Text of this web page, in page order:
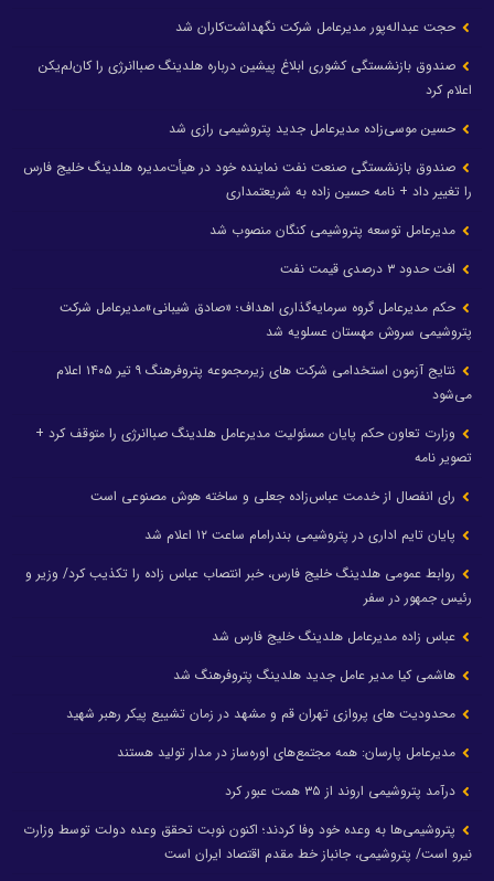
حجت عبداله‌پور مدیرعامل شرکت نگهداشت‌کاران شد
صندوق بازنشستگی کشوری ابلاغ پیشین درباره هلدینگ صباانرژی را کان‌لم‌یکن
اعلام کرد
حسین موسی‌زاده مدیرعامل جدید پتروشیمی رازی شد
صندوق بازنشستگی صنعت نفت نماینده خود در هیأت‌مدیره هلدینگ خلیج فارس
را تغییر داد + نامه حسین زاده به شریعتمداری
مدیرعامل توسعه پتروشیمی کنگان منصوب شد
افت حدود ۳ درصدی قیمت نفت
حکم مدیرعامل گروه سرمایه‌گذاری اهداف؛ «صادق شیبانی»مدیرعامل شرکت
پتروشیمی سروش مهستان عسلویه شد
نتایج آزمون استخدامی شرکت های زیرمجموعه پتروفرهنگ ۹ تیر ۱۴۰۵ اعلام
می‌شود
وزارت تعاون حکم پایان مسئولیت مدیرعامل هلدینگ صباانرژی را متوقف کرد +
تصویر نامه
رای انفصال از خدمت عباس‌زاده جعلی و ساخته هوش مصنوعی است
پایان تایم اداری در پتروشیمی بندرامام ساعت ۱۲ اعلام شد
روابط عمومی هلدینگ خلیج فارس، خبر انتصاب عباس زاده را تکذیب کرد/ وزیر و
رئیس جمهور در سفر
عباس زاده مدیرعامل هلدینگ خلیج فارس شد
هاشمی کیا مدیر عامل جدید هلدینگ پتروفرهنگ شد
محدودیت های پروازی تهران قم و مشهد در زمان تشییع پیکر رهبر شهید
مدیرعامل پارسان: همه مجتمع‌های اوره‌ساز در مدار تولید هستند
درآمد پتروشیمی اروند از ۳۵ همت عبور کرد
پتروشیمی‌ها به وعده خود وفا کردند؛ اکنون نوبت تحقق وعده دولت توسط وزارت
نیرو است/ پتروشیمی، جانباز خط مقدم اقتصاد ایران است